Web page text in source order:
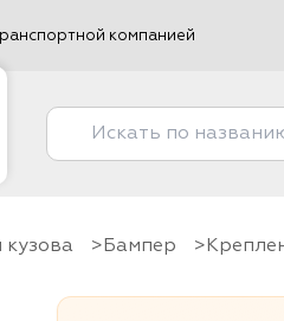
компанией
кузова Бампер